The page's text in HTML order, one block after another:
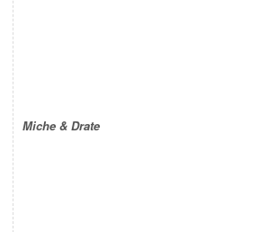
Miche & Drate